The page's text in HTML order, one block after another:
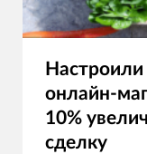
онлайн-
10%
сделку